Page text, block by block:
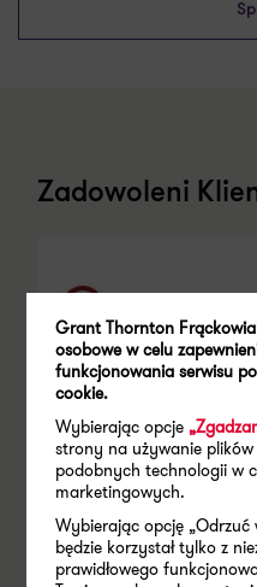
Zadowoleni
Benefit
Programy
pracowniczych
NASZE WSPARCIE:
Wycena spółki Benefit
9 innych spółek
skład grupy. Wyceny
metodą DCF na cele
Grant Thornton
osobowe w celu
funkcjonowania serwisu
cookie.
Wybierając opcje
strony na używanie
podobnych technologii w
marketingowych.
Wybierając opcję
będzie korzystał tylko z
prawidłowego